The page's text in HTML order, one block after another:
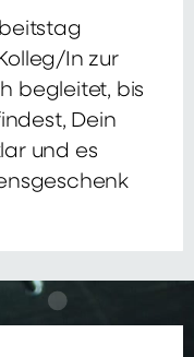
In zur
begleitet, bis
Dein
und es